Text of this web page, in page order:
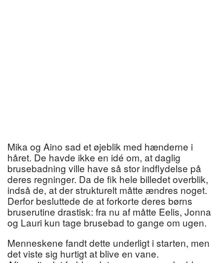
Mika og Aino sad et øjeblik med hænderne i
håret. De havde ikke en idé om, at daglig
brusebadning ville have så stor indflydelse på
deres regninger. Da de fik hele billedet overblik,
indså de, at der strukturelt måtte ændres noget.
Derfor besluttede de at forkorte deres børns
bruserutine drastisk: fra nu af måtte Eelis, Jonna
og Lauri kun tage brusebad to gange om ugen.
Menneskene fandt dette underligt i starten, men
det viste sig hurtigt at blive en vane.